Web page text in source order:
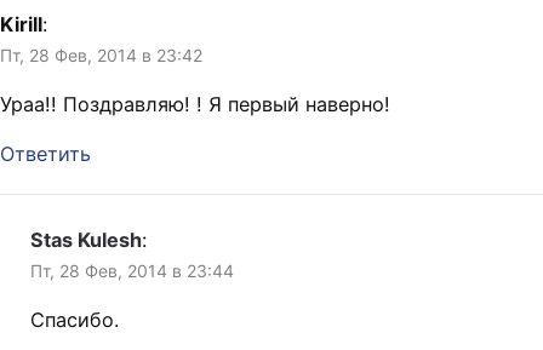
Kirill:
Пт, 28 Фев, 2014 в 23:42
Ураа!! Поздравляю! ! Я первый наверно!
Ответить
Stas Kulesh:
Пт, 28 Фев, 2014 в 23:44
Cпасибо.